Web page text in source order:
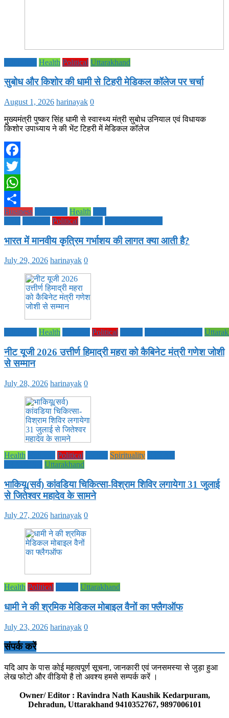
Health Political Uttarakhand
सुबोध और किशोर की धामी से टिहरी मेडिकल कॉलेज पर चर्चा
August 1, 2026 harinayak 0
मुख्यमंत्री पुष्कर सिंह धामी से स्वास्थ्य मंत्री सुबोध उनियाल एवं विधायक
किशोर उपाध्याय ने की भेंट टिहरी में मेडिकल कॉलेज
Facebook
Twitter
WhatsApp
Share
Business Health
Political
भारत में मानवीय कृत्रिम गर्भाशय की लागत क्या आती है?
July 29, 2026 harinayak 0
Health Political
नीट यूजी 2026 उत्तीर्ण हिमाद्री महरा को कैबिनेट मंत्री गणेश जोशी
से सम्मान
July 28, 2026 harinayak 0
Health Political Spirituality
Uttarakhand
भाकियू(सर्व) कांवडिया चिकित्सा-विश्राम शिविर लगायेगा 31 जुलाई
से जितेश्वर महादेव के सामने
July 27, 2026 harinayak 0
Health Political Uttarakhand
धामी ने की श्रमिक मेडिकल मोबाइल वैनों का फ्लैगऑफ
July 23, 2026 harinayak 0
संपर्क करें
यदि आप के पास कोई महत्वपूर्ण सूचना, जानकारी एवं जनसमस्या से जुड़ा हुआ
लेख फोटो और वीडियो है तो अवश्य हमसे सम्पर्क करें ।
Owner/ Editor : Ravindra Nath Kaushik Kedarpuram,
Dehradun, Uttarakhand 9410352767, 9897006101